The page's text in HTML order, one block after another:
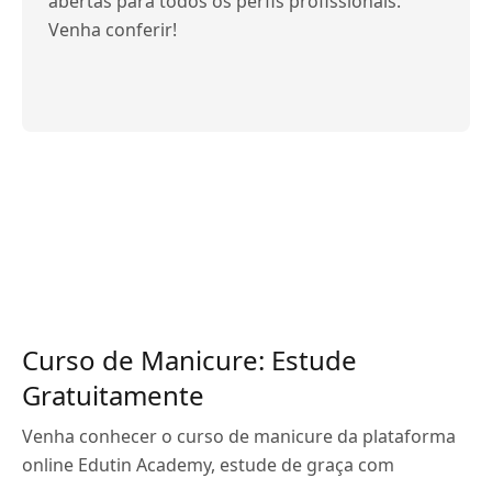
Venha conferir!
Curso de Manicure: Estude
Gratuitamente
Venha conhecer o curso de manicure da plataforma
online Edutin Academy, estude de graça com